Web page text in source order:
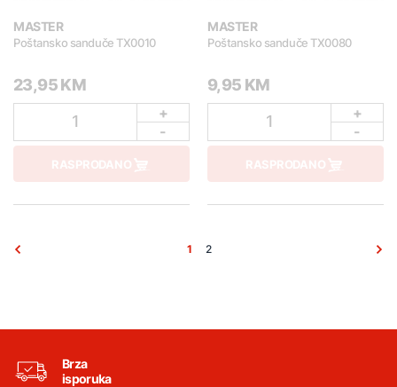
MASTER
Poštansko sanduče TX0010
23,95 KM
1
+
-
RASPRODANO
MASTER
Poštansko sanduče TX0080
9,95 KM
1
+
-
RASPRODANO
1 2
Brza
isporuka